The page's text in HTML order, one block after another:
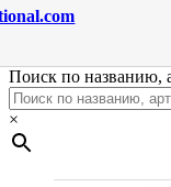
Поиск по названию,
×